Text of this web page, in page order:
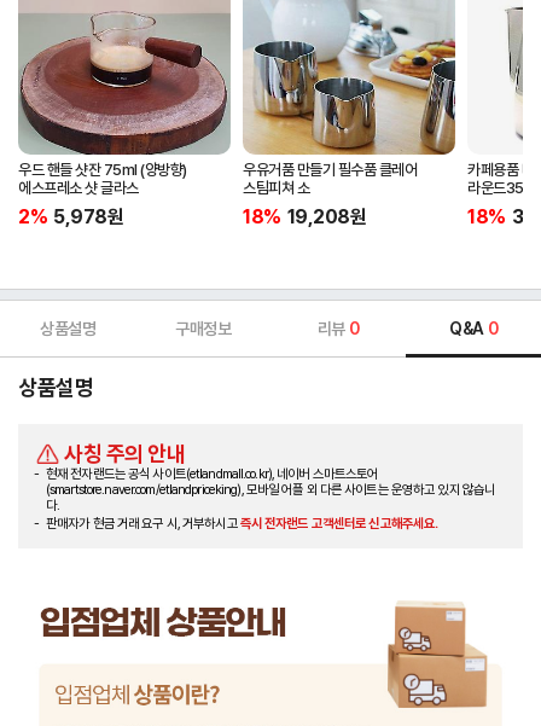
우드 핸들 샷잔 75ml (양방향)
에스프레소 샷 글라스
2% 5,978원
우유거품 만들기 필수품 클레어
스팀피쳐 소
18% 19,208원
카페용품 바
라운드
18%
상품설명 구매정보 리뷰 0 Q&A 0
상품설명
사칭 주의 안내
현재 전자랜드는 공식 사이트(etlandmall.co.kr), 네이버 스마트스토어
(smartstore.naver.com/etlandpriceking), 모바일 어플 외 다른 사이트는 운영하고 있지 않습니
다.
판매자가 현금 거래 요구 시, 거부하시고즉시 전자랜드 고객센터로 신고해주세요.